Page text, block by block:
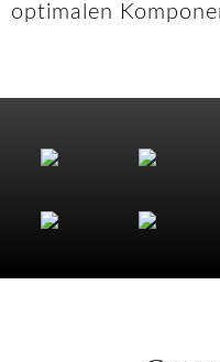
optimalen